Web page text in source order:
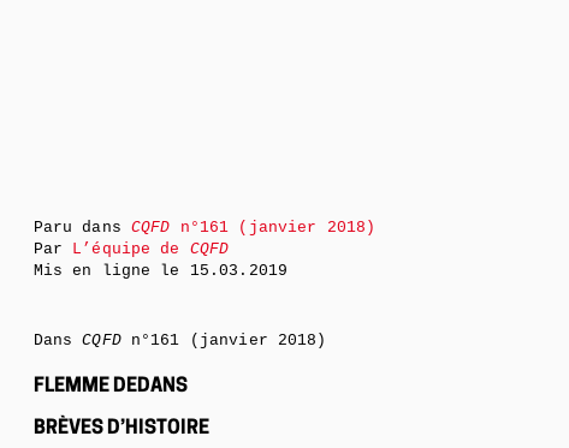
Paru dans CQFD n°161 (janvier 2018)
Par L’équipe de CQFD
Mis en ligne le 15.03.2019
DansCQFDn°161 (janvier 2018)
FLEMME DEDANS
BRÈVES D’HISTOIRE